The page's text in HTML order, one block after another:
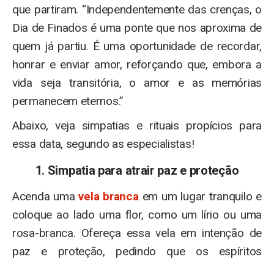
que partiram. “Independentemente das crenças, o
Dia de Finados é uma ponte que nos aproxima de
quem já partiu. É uma oportunidade de recordar,
honrar e enviar amor, reforçando que, embora a
vida seja transitória, o amor e as memórias
permanecem eternos.”
Abaixo, veja simpatias e rituais propícios para
essa data, segundo as especialistas!
1. Simpatia para atrair paz e proteção
Acenda umavela brancaem um lugar tranquilo e
coloque ao lado uma flor, como um lírio ou uma
rosa-branca. Ofereça essa vela em intenção de
paz e proteção, pedindo que os espíritos